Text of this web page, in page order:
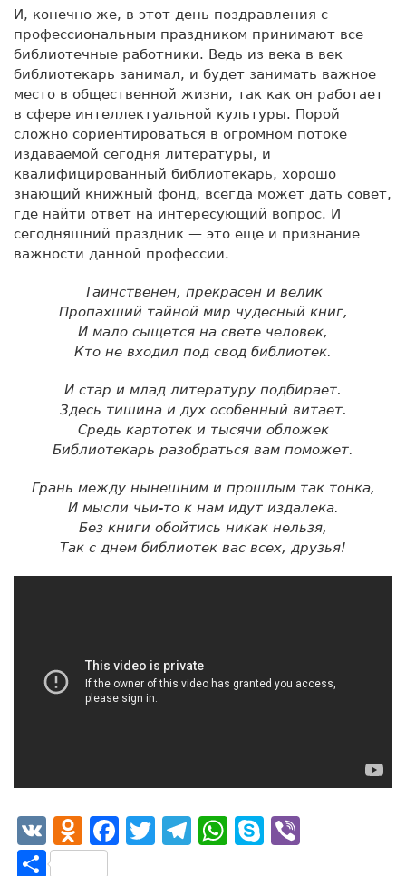
И, конечно же, в этот день поздравления с
профессиональным праздником принимают все
библиотечные работники. Ведь из века в век
библиотекарь занимал, и будет занимать важное
место в общественной жизни, так как он работает
в сфере интеллектуальной культуры. Порой
сложно сориентироваться в огромном потоке
издаваемой сегодня литературы, и
квалифицированный библиотекарь, хорошо
знающий книжный фонд, всегда может дать совет,
где найти ответ на интересующий вопрос. И
сегодняшний праздник — это еще и признание
важности данной профессии.
Таинственен, прекрасен и велик
Пропахший тайной мир чудесный книг,
И мало сыщется на свете человек,
Кто не входил под свод библиотек.
И стар и млад литературу подбирает.
Здесь тишина и дух особенный витает.
Средь картотек и тысячи обложек
Библиотекарь разобраться вам поможет.
Грань между нынешним и прошлым так тонка,
И мысли чьи-то к нам идут издалека.
Без книги обойтись никак нельзя,
Так с днем библиотек вас всех, друзья!
VK Odnoklassniki
Facebook
Twitter
Telegram
WhatsApp
Skype
Отправить